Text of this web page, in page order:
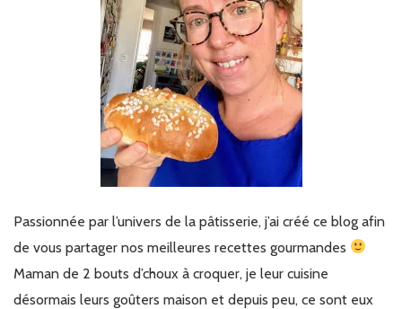
Passionnée par l’univers de la pâtisserie, j’ai créé ce blog afin
de vous partager nos meilleures recettes gourmandes
Maman de 2 bouts d’choux à croquer, je leur cuisine
désormais leurs goûters maison et depuis peu, ce sont eux